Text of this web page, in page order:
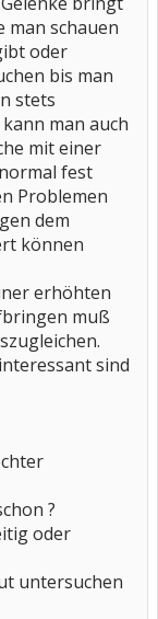
schauen
oder
bis man
stets
man auch
mit einer
fest
Problemen
dem
können
erhöhten
muß
sind
?
oder
untersuchen